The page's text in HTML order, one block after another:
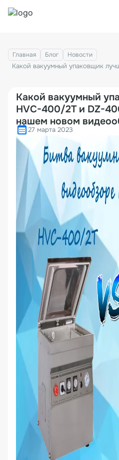
Главная Блог Новости
Какой вакуумный
HVC-400/2T и DZ-
нашем новом
27 марта 2023